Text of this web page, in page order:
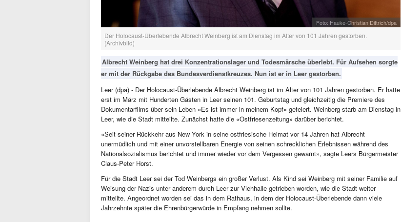
Foto: Hauke-Christian Dittrich/dpa
Der Holocaust-Überlebende Albrecht Weinberg ist am Dienstag im Alter von 101 Jahren gestorben.
(Archivbild)
Albrecht Weinberg hat drei Konzentrationslager und Todesmärsche überlebt. Für Aufsehen sorgte
er mit der Rückgabe des Bundesverdienstkreuzes. Nun ist er in Leer gestorben.
Leer (dpa) - Der Holocaust-Überlebende Albrecht Weinberg ist im Alter von 101 Jahren gestorben. Er hatte
erst im März mit Hunderten Gästen in Leer seinen 101. Geburtstag und gleichzeitig die Premiere des
Dokumentarfilms über sein Leben «Es ist immer in meinem Kopf» gefeiert. Weinberg starb am Dienstag in
Leer, wie die Stadt mitteilte. Zunächst hatte die «Ostfriesenzeitung» darüber berichtet.
«Seit seiner Rückkehr aus New York in seine ostfriesische Heimat vor 14 Jahren hat Albrecht
unermüdlich und mit einer unvorstellbaren Energie von seinen schrecklichen Erlebnissen während des
Nationalsozialismus berichtet und immer wieder vor dem Vergessen gewarnt», sagte Leers Bürgermeister
Claus-Peter Horst.
Für die Stadt Leer sei der Tod Weinbergs ein großer Verlust. Als Kind sei Weinberg mit seiner Familie auf
Weisung der Nazis unter anderem durch Leer zur Viehhalle getrieben worden, wie die Stadt weiter
mitteilte. Angeordnet worden sei das in dem Rathaus, in dem der Holocaust-Überlebende dann viele
Jahrzehnte später die Ehrenbürgerwürde in Empfang nehmen sollte.